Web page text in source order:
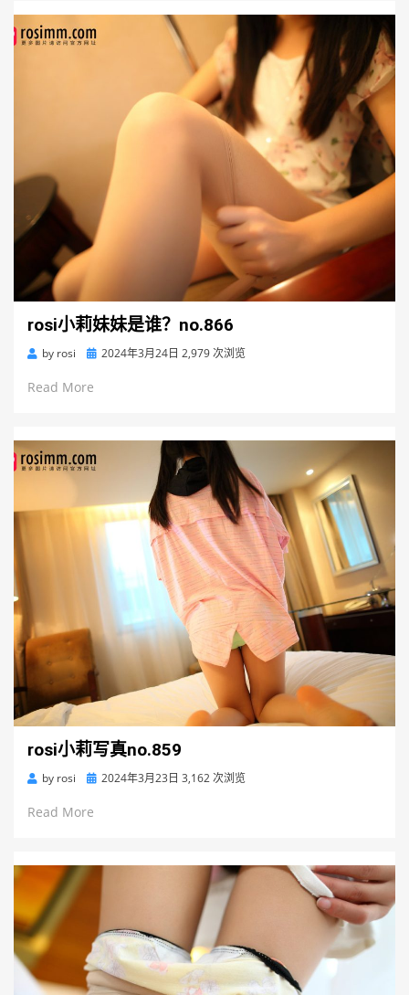
rosi小莉妹妹是谁？no.866
by rosi
Posted2024年3月24日 2,979 次浏览
Read More
rosi小莉写真no.859
by rosi
Posted2024年3月23日 3,162 次浏览
Read More